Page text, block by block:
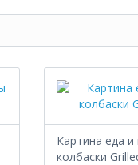
Картина еда
колбаски